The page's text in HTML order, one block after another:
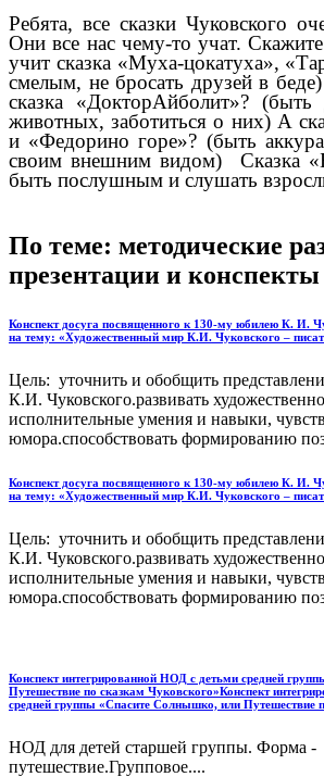
Ребята, все сказки Чуковского
Они все нас чему-то учат.
учит сказка «Муха-цокатуха»,
смелым, не бросать друзей в
сказка «ДокторАйболит»?
животных, заботиться о них) А
и «Федорино горе»? (быть
своим внешним видом) Сказка
быть послушным и слушать
По теме: методические
презентации и конспекты
Конспект досуга посвященного к 130-му юбилею К. И.
на тему: «Художественный мир К.И. Чуковского –
Цель: уточнить и обобщить
К.И. Чуковского.развивать
исполнительные умения и навыки,
юмора.способствовать формированию
Конспект досуга посвященного к 130-му юбилею К. И.
на тему: «Художественный мир К.И. Чуковского –
Цель: уточнить и обобщить
К.И. Чуковского.развивать
исполнительные умения и навыки,
юмора.способствовать формированию
Конспект интегрированной НОД с детьми средней
Путешествие по сказкам Чуковского»Конспект
средней группы «Спасите Солнышко, или Путешествие
НОД для детей старшей группы. Форма -
путешествие.Групповое....